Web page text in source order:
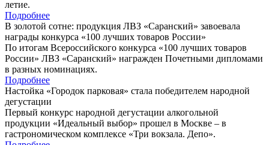
летие.
Подробнее
В золотой сотне: продукция ЛВЗ «Саранский» завоевала
награды конкурса «100 лучших товаров России»
По итогам Всероссийского конкурса «100 лучших товаров
России» ЛВЗ «Саранский» награжден Почетными дипломами
в разных номинациях.
Подробнее
Настойка «Городок парковая» стала победителем народной
дегустации
Первый конкурс народной дегустации алкогольной
продукции «Идеальный выбор» прошел в Москве – в
гастрономическом комплексе «Три вокзала. Депо».